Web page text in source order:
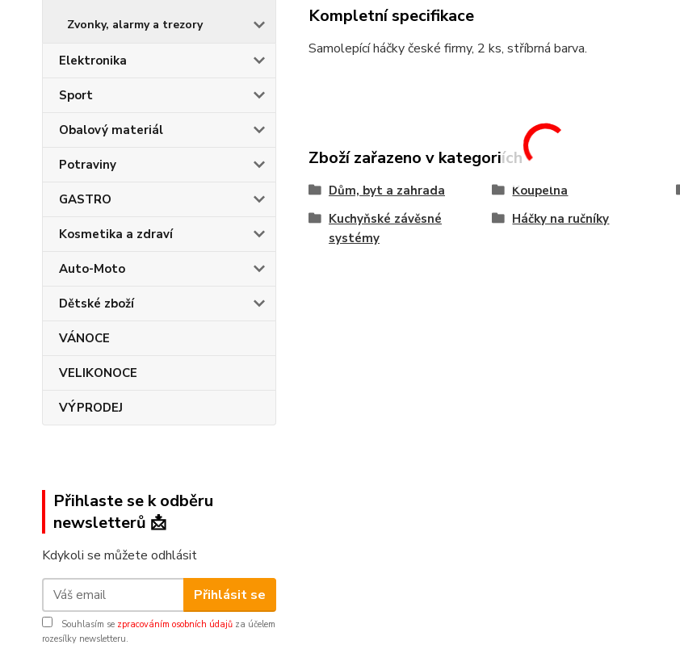
Zvonky, alarmy a trezory
Elektronika
Sport
Obalový materiál
Potraviny
GASTRO
Kosmetika a zdraví
Auto-Moto
Dětské zboží
VÁNOCE
VELIKONOCE
VÝPRODEJ
Přihlaste se k odběru
newsletterů 📩
Kdykoli se můžete odhlásit
Přihlásit se
Souhlasím se zpracováním osobních údajů za účelem
rozesílky newsletteru.
Kompletní specifikace
Samolepící háčky české firmy, 2 ks, stříbrná barva.
Zboží zařazeno v kategoriích
Dům, byt a zahrada Koupelna
Kuchyňské závěsné
systémy
Háčky na ručníky